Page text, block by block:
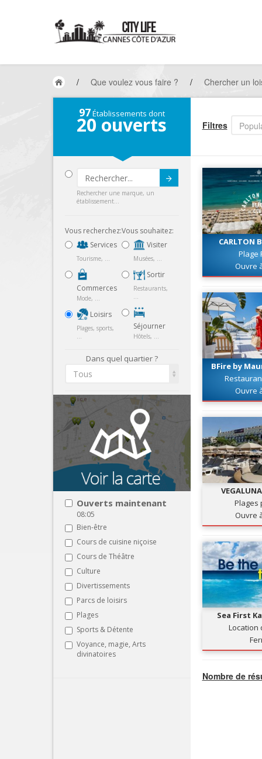
/ Que voulez vous faire ? / Chercher un
97Établissements dont
20 ouverts
Submit
Rechercher une marque, un
établissement...
Vous recherchez:
Services
Tourisme, ...
Commerces
Mode, ...
Loisirs
Plages, sports,
...
Vous souhaitez:
Visiter
Musées, ...
Sortir
Restaurants,
...
Séjourner
Hôtels, ...
Dans quel quartier ?
Tous
Ouverts maintenant
08:05
Bien-être
Cours de cuisine niçoise
Cours de Théâtre
Culture
Divertissements
Parcs de loisirs
Plages
Sports & Détente
Voyance, magie, Arts
divinatoires
Filtres
CARLTON
Plage
Ouvre
BFire by
Ouvre
Plages
Ouvre
Sea First
Location
Nombre de